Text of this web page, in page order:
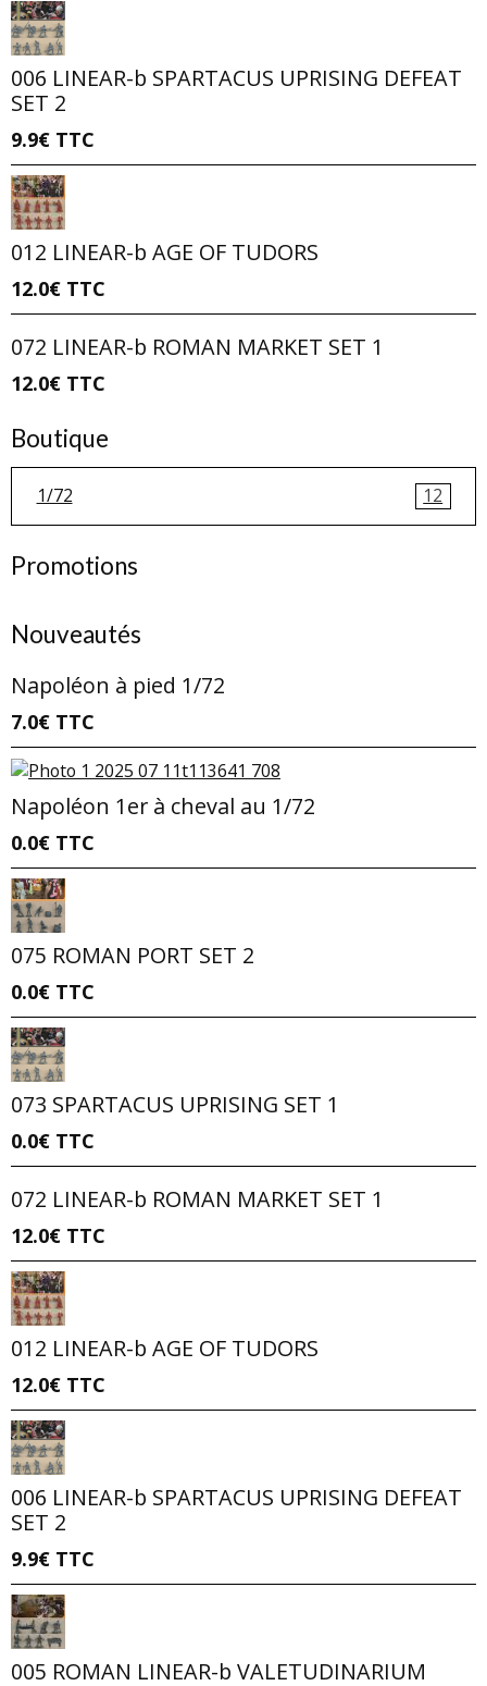
006 LINEAR-b SPARTACUS UPRISING DEFEAT
SET 2
9.9€ TTC
012 LINEAR-b AGE OF TUDORS
12.0€ TTC
072 LINEAR-b ROMAN MARKET SET 1
12.0€ TTC
Boutique
1/72 12
Promotions
Nouveautés
Napoléon à pied 1/72
7.0€ TTC
Napoléon 1er à cheval au 1/72
0.0€ TTC
075 ROMAN PORT SET 2
0.0€ TTC
073 SPARTACUS UPRISING SET 1
0.0€ TTC
072 LINEAR-b ROMAN MARKET SET 1
12.0€ TTC
012 LINEAR-b AGE OF TUDORS
12.0€ TTC
006 LINEAR-b SPARTACUS UPRISING DEFEAT
SET 2
9.9€ TTC
005 ROMAN LINEAR-b VALETUDINARIUM